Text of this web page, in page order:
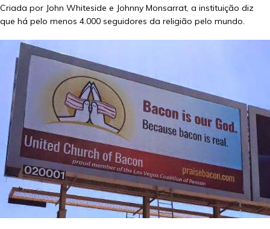
Criada por John Whiteside e Johnny Monsarrat, a instituição diz
que há pelo menos 4.000 seguidores da religião pelo mundo.